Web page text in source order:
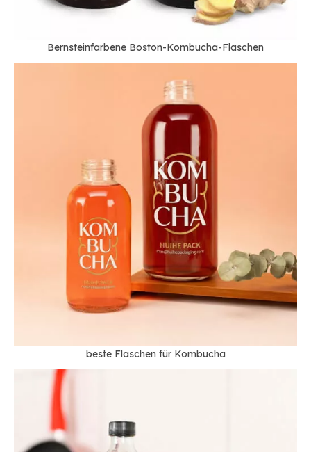
Bernsteinfarbene Boston-Kombucha-Flaschen
beste Flaschen für Kombucha